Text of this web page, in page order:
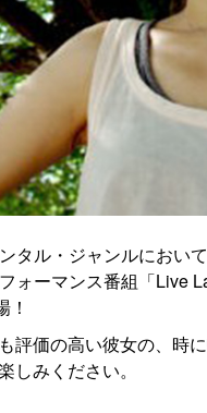
タル・ジャンルにおい
ォーマンス番組「Live
評価の高い彼女の、時
しみください。